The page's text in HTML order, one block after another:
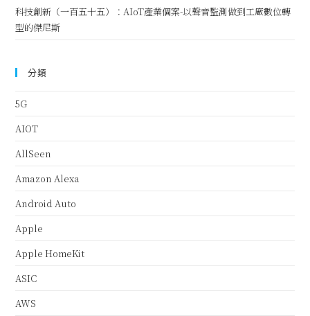
科技創新（一百五十五）：AIoT產業個案-以聲音監測做到工廠數位轉
型的傑尼斯
分類
5G
AIOT
AllSeen
Amazon Alexa
Android Auto
Apple
Apple HomeKit
ASIC
AWS